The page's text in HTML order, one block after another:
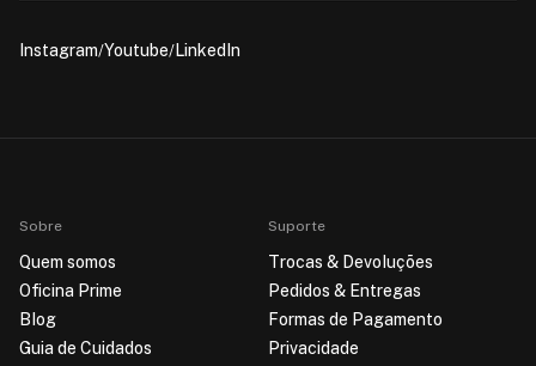
Instagram Youtube LinkedIn
Sobre
Quem somos
Oficina Prime
Blog
Guia de Cuidados
Suporte
Trocas & Devoluções
Pedidos & Entregas
Formas de Pagamento
Privacidade